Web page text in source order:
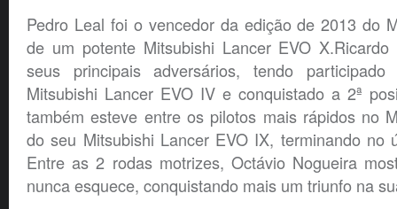
Pedro Leal foi o vencedor da edição de 2013 do
de um potente Mitsubishi Lancer EVO
seus principais adversários, tendo
Mitsubishi Lancer EVO IV e conquistado a 2ª
também esteve entre os pilotos mais rápidos no
do seu Mitsubishi Lancer EVO IX, terminando no
Entre as 2 rodas motrizes, Octávio Nogueira
nunca esquece, conquistando mais um triunfo na